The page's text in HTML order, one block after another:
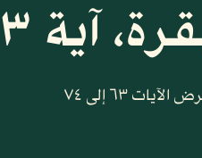
آية ٦٣
٦٣ إلى ٧٤